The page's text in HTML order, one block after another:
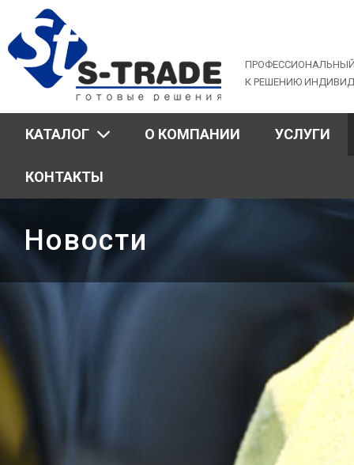
navigation
К РЕШЕНИЮ
КАТАЛОГ О КОМПАНИИ УСЛУГИ
КОНТАКТЫ
Новости